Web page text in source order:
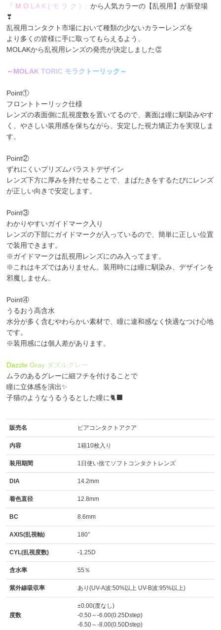
『 M O LA K ( モ ラ ク )
から人気カラーの【乱視用】が新登場
❣
乱視用コンタクト市場において種類の少ないカラーレンズを
より多くの皆様に手に取ってもらえるよう、
MOLAKから乱視用レンズの発売が決定しました👏
～MOLAK TORIC モラク ト ーリ ック ～
Point①
フロントトーリック仕様
レンズの表面側に乱視度数を置いてるので、裏面は瞳に馴染みやす
く、やさしい装用感を保ちながら、安定した視力矯正力を実現しま
す。
Point②
ずれにくいプリズムバラストデザイン
レンズ下方に厚みを持たせることで、まばたきをするたびにレンズ
が正しい向きで安定します。
Point③
わかりやすいガイドマーク入り
レンズの下部にガイドマークが入っているので、簡単に正しい位置
で装用できます。
※ガイドマークは乱視用レンズにのみ入ってます。
※これはキズではありません。装用時には瞳に馴染み、デザインを
邪魔しません。
Point④
うるおう高含水
水分が多く含むやわらかい素材で、瞳に違和感なく快適なつけ心地
です。
※装用感には個人差があります。
Dazzle Gray ダズルグレー
ムラのあるグレーに細フチを付けることで
瞳に立体感を演出✨
子猫のようなうるうるとした瞳に🐈‍⬛
販売名 ピアコンタクトアクア
内容 1箱10枚入り
装用期間 1日使い捨てソフトコンタクトレンズ
DIA 14.2mm
着色直径 12.8mm
BC 8.6mm
AXIS(乱視軸) 180°
CYL(乱視度数) -1.25D
含水率 55％
紫外線吸収率 あり(UV-A波:50%以上 UV-B波:95%以上)
度数
±0.00(度なし)
-0.50～-6.00(0.25Dstep)
-6.50～-8.00(0.50Dstep)